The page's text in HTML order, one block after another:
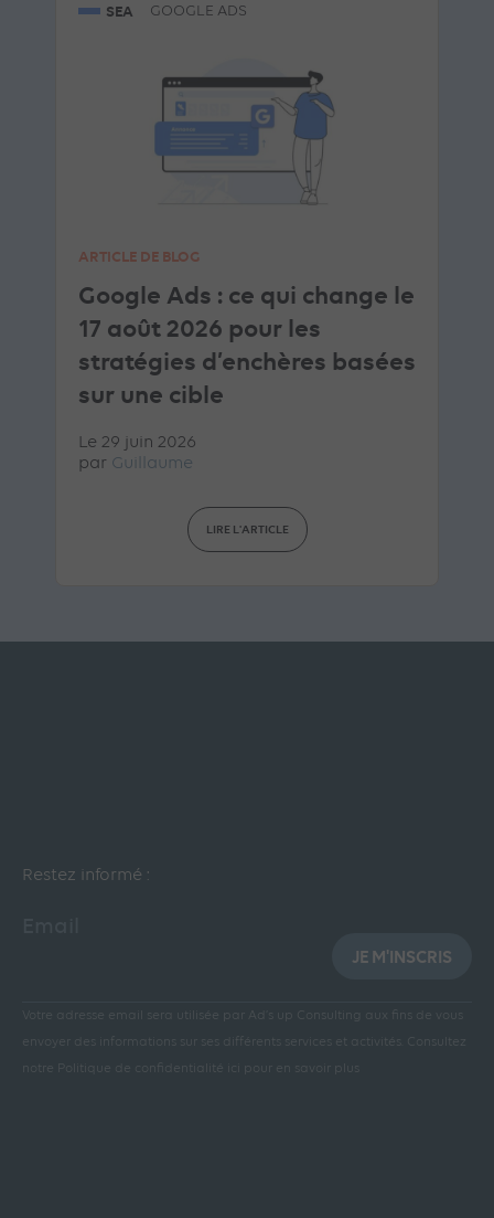
SEA GOOGLE ADS
ARTICLE DE BLOG
Google Ads : ce qui change le
17 août 2026 pour les
stratégies d’enchères basées
sur une cible
Le 29 juin 2026
par Guillaume
LIRE L'ARTICLE
Restez informé :
JE M'INSCRIS
Votre adresse email sera utilisée par Ad’s up Consulting aux fins de vous
envoyer des informations sur ses différents services et activités.
Consultez
notre Politique de confidentialité ici pour en savoir plus